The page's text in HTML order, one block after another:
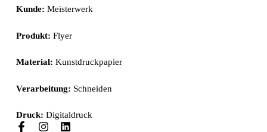
Kunde: Meisterwerk
Produkt: Flyer
Material: Kunstdruckpapier
Verarbeitung: Schneiden
Druck: Digitaldruck